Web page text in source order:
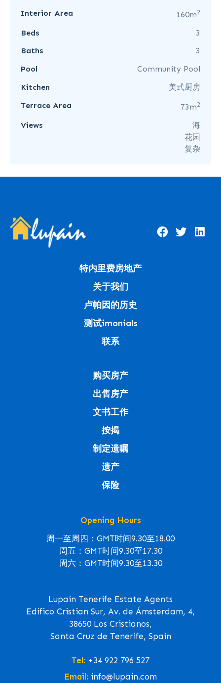
Interior Area
160m2
Beds
3
Baths
3
Pool
Community Pool
Kitchen
美式厨房
Terrace Area
73m2
Views
海
花园
复杂
特内里费房地产
关于我们
卢帕因的历史
测试imonials
联系
购买房产
出售房产
文书工作
按揭
制定遗嘱
遗产
保险
Opening Hours
周一至周四：GMT时间9.30至18.00
周五：GMT时间9.30至17.30
周六：GMT时间9.30至13.30
Lupain Tenerife Estate Agents
Edifico Cristian Sur, Av. de Ámsterdam, 4,
38650 Los Cristianos,
Santa Cruz de Tenerife, Spain
Tel: +34 922 796 527
Email: info@lupain.com